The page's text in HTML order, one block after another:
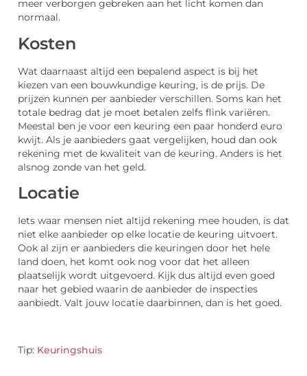
meer verborgen gebreken aan het licht komen dan
normaal.
Kosten
Wat daarnaast altijd een bepalend aspect is bij het
kiezen van een bouwkundige keuring, is de prijs. De
prijzen kunnen per aanbieder verschillen. Soms kan het
totale bedrag dat je moet betalen zelfs flink variëren.
Meestal ben je voor een keuring een paar honderd euro
kwijt. Als je aanbieders gaat vergelijken, houd dan ook
rekening met de kwaliteit van de keuring. Anders is het
alsnog zonde van het geld.
Locatie
Iets waar mensen niet altijd rekening mee houden, is dat
niet elke aanbieder op elke locatie de keuring uitvoert.
Ook al zijn er aanbieders die keuringen door het hele
land doen, het komt ook nog voor dat het alleen
plaatselijk wordt uitgevoerd. Kijk dus altijd even goed
naar het gebied waarin de aanbieder de inspecties
aanbiedt. Valt jouw locatie daarbinnen, dan is het goed.
Tip: Keuringshuis